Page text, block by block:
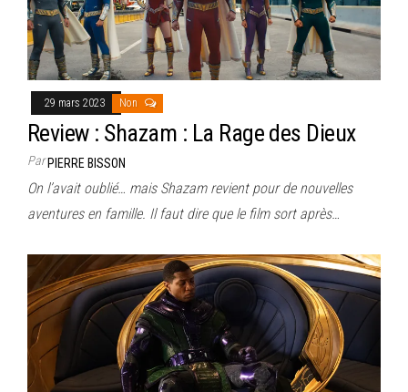
29 mars 2023 Non
Review : Shazam : La Rage des Dieux
ParPIERRE BISSON
On l’avait oublié… mais Shazam revient pour de nouvelles
aventures en famille. Il faut dire que le film sort après…